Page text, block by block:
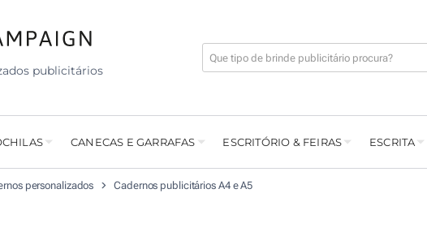
publicitários
CANECAS E GARRAFAS ESCRITÓRIO & FEIRAS ESCRITA
personalizados Cadernos publicitários A4 e A5